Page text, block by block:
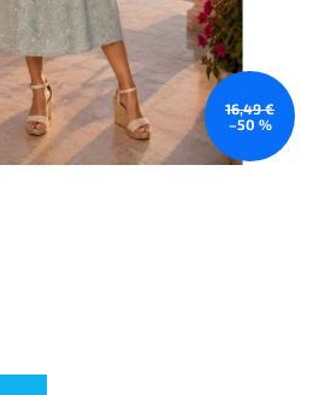
16,49 €
–50 %